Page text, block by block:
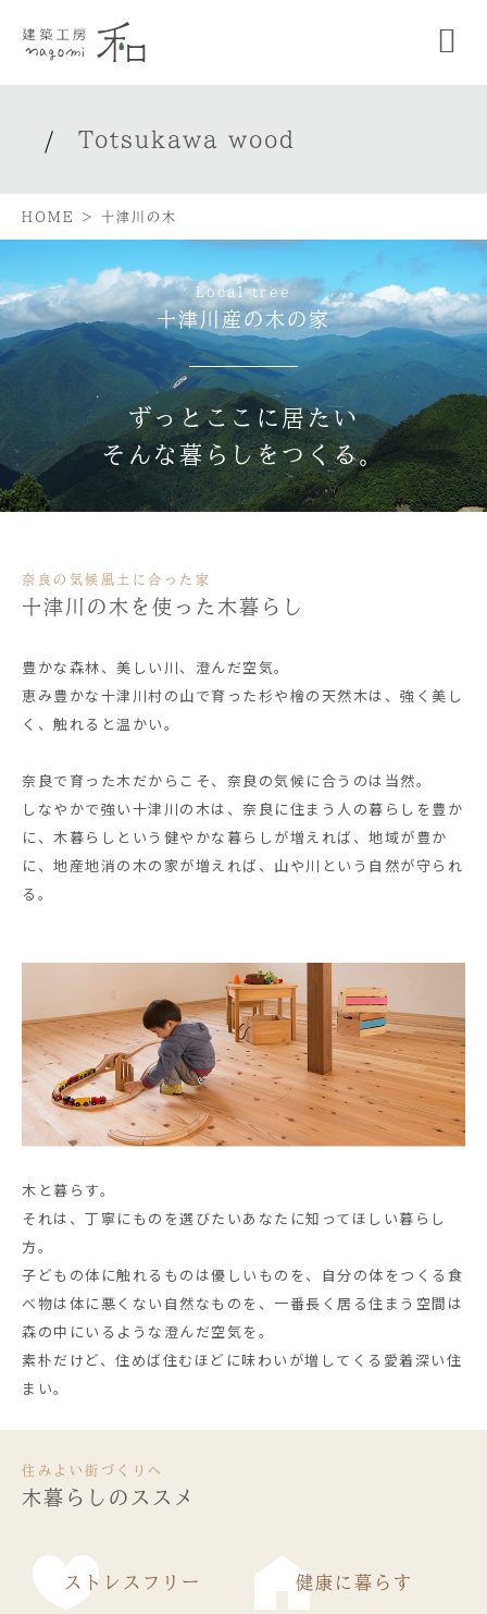
Totsukawa wood
HOME > 十津川の木
Local tree
十津川産の木の家
ずっとここに居たい
そんな暮らしをつくる。
奈良の気候風土に合った家
十津川の木を使った木暮らし
豊かな森林、美しい川、澄んだ空気。
恵み豊かな十津川村の山で育った杉や檜の天然木は、強く美し
く、触れると温かい。
奈良で育った木だからこそ、奈良の気候に合うのは当然。
しなやかで強い十津川の木は、奈良に住まう人の暮らしを豊か
に、木暮らしという健やかな暮らしが増えれば、地域が豊か
に、地産地消の木の家が増えれば、山や川という自然が守られ
る。
木と暮らす。
それは、丁寧にものを選びたいあなたに知ってほしい暮らし
方。
子どもの体に触れるものは優しいものを、自分の体をつくる食
べ物は体に悪くない自然なものを、一番長く居る住まう空間は
森の中にいるような澄んだ空気を。
素朴だけど、住めば住むほどに味わいが増してくる愛着深い住
まい。
住みよい街づくりへ
木暮らしのススメ
ストレスフリー 健康に暮らす